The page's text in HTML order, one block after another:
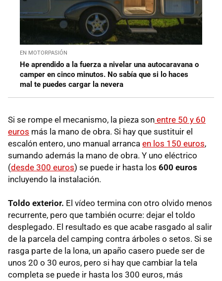
EN MOTORPASIÓN
He aprendido a la fuerza a nivelar una autocaravana o
camper en cinco minutos. No sabía que si lo haces
mal te puedes cargar la nevera
Si se rompe el mecanismo, la pieza son entre 50 y 60
euros más la mano de obra. Si hay que sustituir el
escalón entero, uno manual arranca en los 150 euros,
sumando además la mano de obra. Y uno eléctrico
(desde 300 euros) se puede ir hasta los 600 euros
incluyendo la instalación.
Toldo exterior. El vídeo termina con otro olvido menos
recurrente, pero que también ocurre: dejar el toldo
desplegado. El resultado es que acabe rasgado al salir
de la parcela del camping contra árboles o setos. Si se
rasga parte de la lona, un apaño casero puede ser de
unos 20 o 30 euros, pero si hay que cambiar la tela
completa se puede ir hasta los 300 euros, más